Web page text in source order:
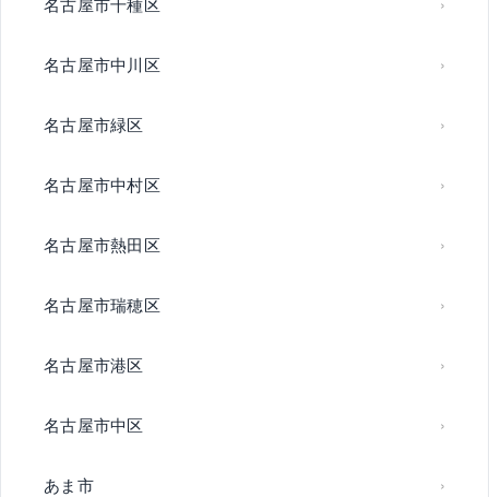
名古屋市中川区
名古屋市緑区
名古屋市中村区
名古屋市熱田区
名古屋市瑞穂区
名古屋市港区
名古屋市中区
あま市